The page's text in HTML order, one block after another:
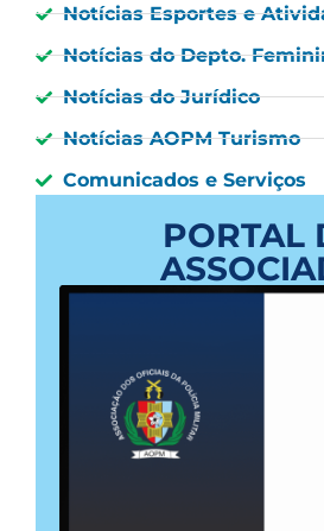
Notícias Esportes e
Notícias do Depto.
Notícias do Jurídico
Notícias AOPM Turismo
Comunicados e Serviços
PORTAL